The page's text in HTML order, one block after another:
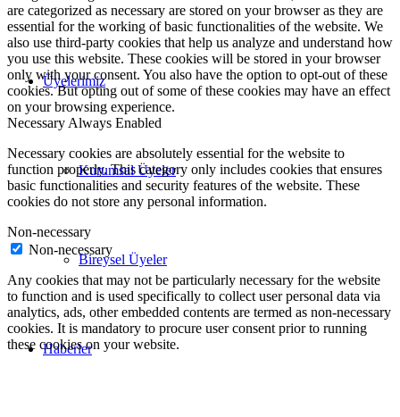
Üyelerimiz
Kurumsal Üyeler
Bireysel Üyeler
Haberler
are categorized as necessary are stored on your browser as they are
essential for the working of basic functionalities of the website. We
also use third-party cookies that help us analyze and understand how
you use this website. These cookies will be stored in your browser
only with your consent. You also have the option to opt-out of these
cookies. But opting out of some of these cookies may have an effect
on your browsing experience.
Necessary Always Enabled
Necessary cookies are absolutely essential for the website to
function properly. This category only includes cookies that ensures
basic functionalities and security features of the website. These
cookies do not store any personal information.
Non-necessary
Non-necessary
Any cookies that may not be particularly necessary for the website
to function and is used specifically to collect user personal data via
analytics, ads, other embedded contents are termed as non-necessary
cookies. It is mandatory to procure user consent prior to running
these cookies on your website.